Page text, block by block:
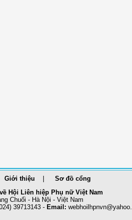
Giới thiệu
Sơ đồ cổng
Hội Liên hiệp Phụ nữ Việt Nam
Chuối - Hà Nội - Việt Nam
39713143 - Email: